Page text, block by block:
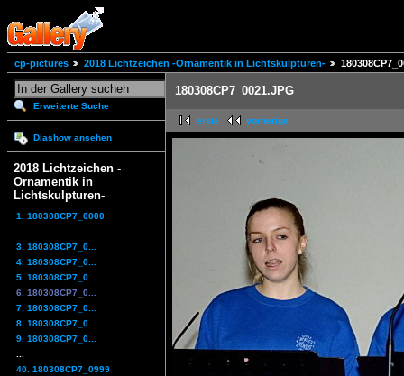
cp-pictures 2018 Lichtzeichen -Ornamentik in Lichtskulpturen-
Erweiterte Suche
Diashow ansehen
2018 Lichtzeichen -
Ornamentik in
Lichtskulpturen-
1. 180308CP7_0000
3. 180308CP7_0...
4. 180308CP7_0...
5. 180308CP7_0...
6. 180308CP7_0...
7. 180308CP7_0...
8. 180308CP7_0...
9. 180308CP7_0...
40. 180308CP7_0999
180308CP7_0021.JPG
erste vorherige